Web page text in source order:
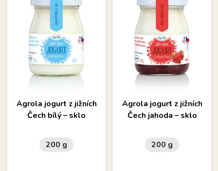
Agrola jogurt z jižních
Čech bílý – sklo
200 g
Agrola jogurt z jižních
Čech jahoda – sklo
200 g